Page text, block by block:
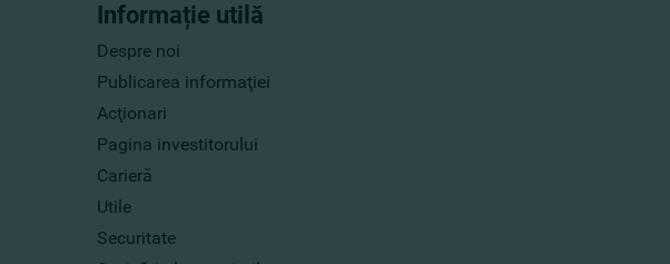
Informație utilă
Despre noi
Publicarea informaţiei
Acţionari
Pagina investitorului
Carieră
Utile
Securitate